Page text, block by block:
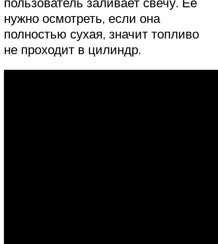
нужно осмотреть, если она
полностью сухая, значит топливо
не проходит в цилиндр.